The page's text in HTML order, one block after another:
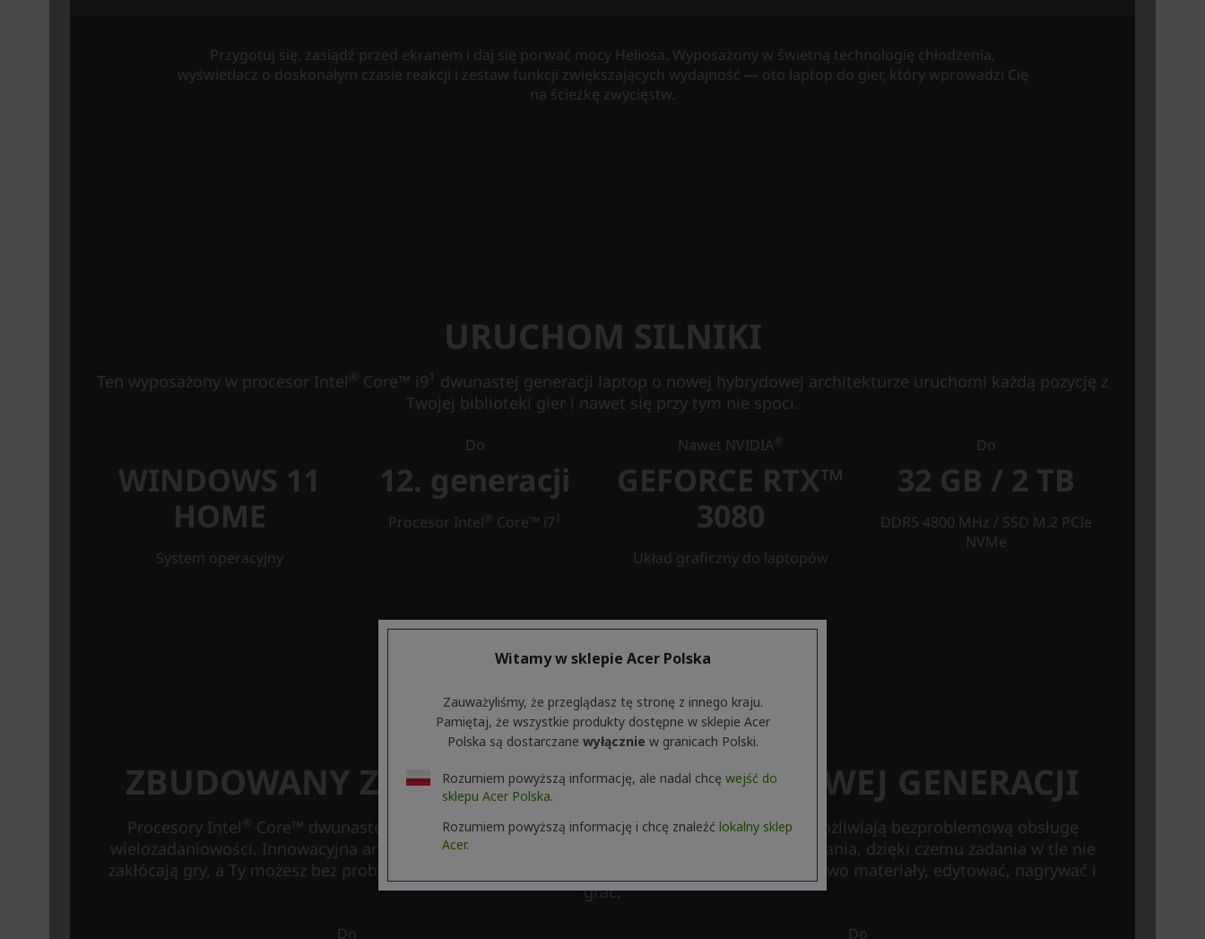
Witamy w sklepie Acer Polska
Zauważyliśmy, że przeglądasz tę stronę z innego kraju.
Pamiętaj, że wszystkie produkty dostępne w sklepie Acer
Polska są dostarczane wyłącznie w granicach Polski.
Rozumiem powyższą informację, ale nadal chcę wejść do
sklepu Acer Polska.
Rozumiem powyższą informację i chcę znaleźć lokalny sklep
Acer.